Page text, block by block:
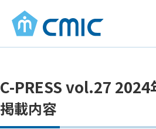
C-PRESS vol.27 2024
掲載内容